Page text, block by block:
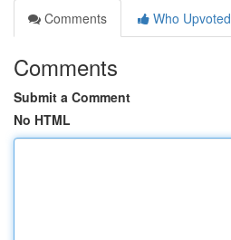
Comments
Who Upvoted
Comments
Submit a Comment
No HTML